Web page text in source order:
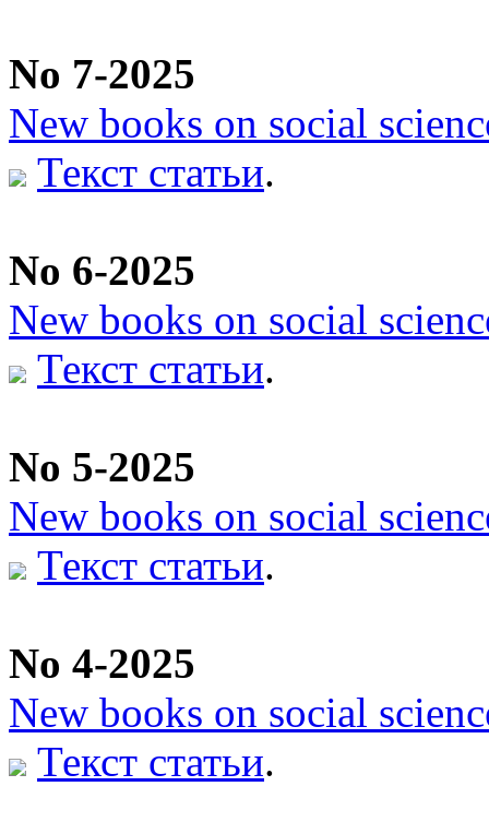
No 7-2025
New books on social
Текст статьи.
No 6-2025
New books on social
Текст статьи.
No 5-2025
New books on social
Текст статьи.
No 4-2025
New books on social
Текст статьи.